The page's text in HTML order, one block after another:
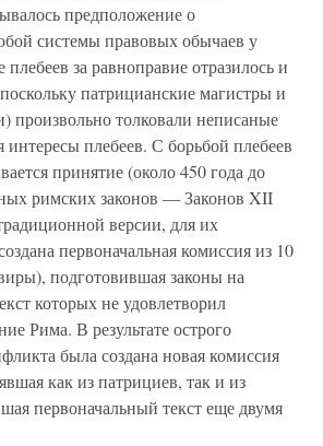
предположение о
системы правовых обычаев у
за равноправие отразилось и
патрицианские магистры и
толковали неписаные
плебеев. С борьбой плебеев
принятие (около 450 года до
римских законов — Законов XII
версии, для их
первоначальная комиссия из 10
подготовившая законы на
которых не удовлетворил
Рима. В результате острого
была создана новая комиссия
как из патрициев, так и из
первоначальный текст еще двумя